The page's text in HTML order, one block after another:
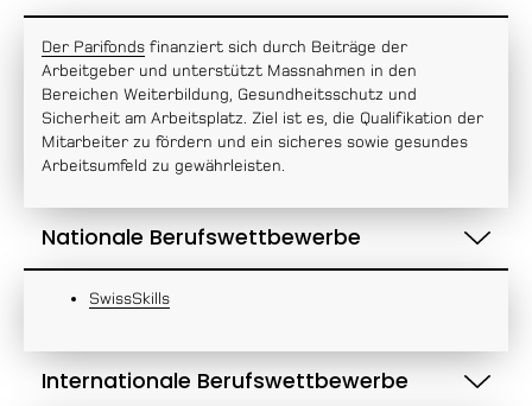
Der Parifonds finanziert sich durch Beiträge der
Arbeitgeber und unterstützt Massnahmen in den
Bereichen Weiterbildung, Gesundheitsschutz und
Sicherheit am Arbeitsplatz. Ziel ist es, die Qualifikation der
Mitarbeiter zu fördern und ein sicheres sowie gesundes
Arbeitsumfeld zu gewährleisten.
Nationale Berufswettbewerbe
SwissSkills
Internationale Berufswettbewerbe